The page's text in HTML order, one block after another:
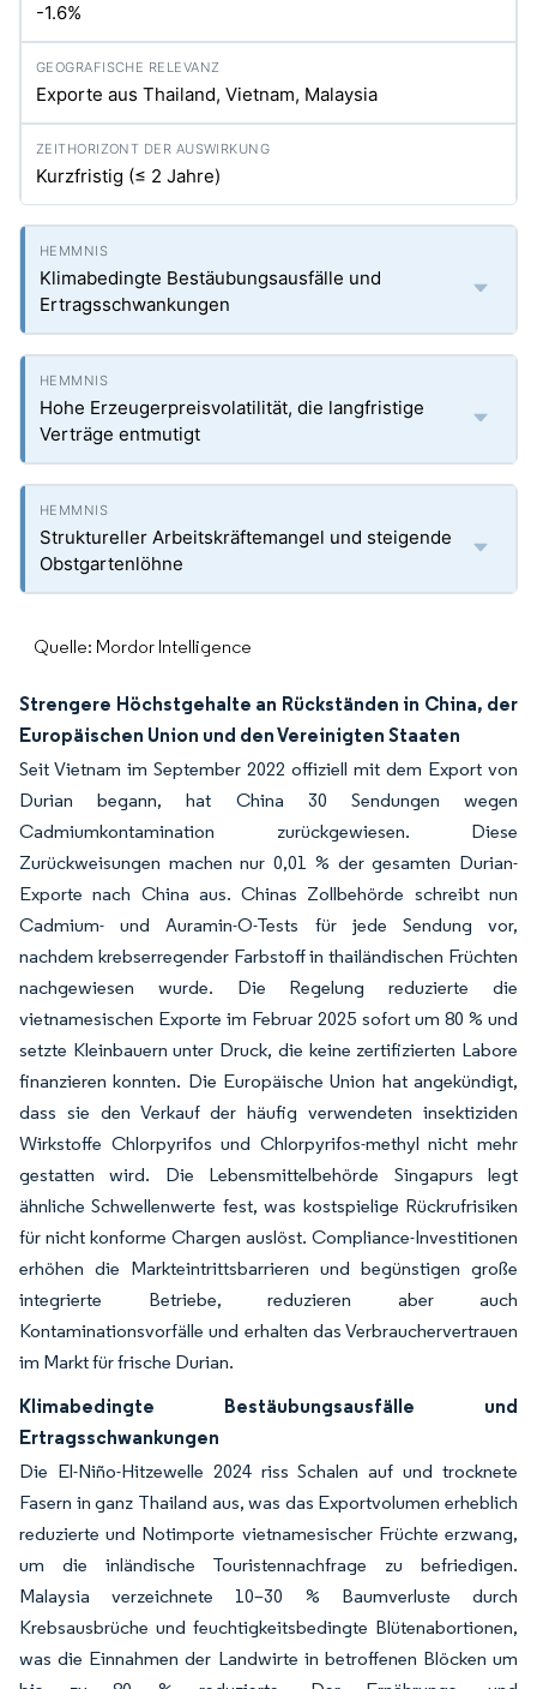
-1.6%
Exporte aus Thailand, Vietnam, Malaysia
Kurzfristig (≤ 2 Jahre)
Klimabedingte Bestäubungsausfälle und
Ertragsschwankungen
Hohe Erzeugerpreisvolatilität, die langfristige
Verträge entmutigt
Struktureller Arbeitskräftemangel und steigende
Obstgartenlöhne
Quelle: Mordor Intelligence
Strengere Höchstgehalte an Rückständen in China, der
Europäischen Union und den Vereinigten Staaten
Seit Vietnam im September 2022 offiziell mit dem Export von
Durian begann, hat China 30 Sendungen wegen
Cadmiumkontamination zurückgewiesen. Diese
Zurückweisungen machen nur 0,01 % der gesamten Durian-
Exporte nach China aus. Chinas Zollbehörde schreibt nun
Cadmium- und Auramin-O-Tests für jede Sendung vor,
nachdem krebserregender Farbstoff in thailändischen Früchten
nachgewiesen wurde. Die Regelung reduzierte die
vietnamesischen Exporte im Februar 2025 sofort um 80 % und
setzte Kleinbauern unter Druck, die keine zertifizierten Labore
finanzieren konnten. Die Europäische Union hat angekündigt,
dass sie den Verkauf der häufig verwendeten insektiziden
Wirkstoffe Chlorpyrifos und Chlorpyrifos-methyl nicht mehr
gestatten wird. Die Lebensmittelbehörde Singapurs legt
ähnliche Schwellenwerte fest, was kostspielige Rückrufrisiken
für nicht konforme Chargen auslöst. Compliance-Investitionen
erhöhen die Markteintrittsbarrieren und begünstigen große
integrierte Betriebe, reduzieren aber auch
Kontaminationsvorfälle und erhalten das Verbrauchervertrauen
im Markt für frische Durian.
Klimabedingte Bestäubungsausfälle und
Ertragsschwankungen
Die El-Niño-Hitzewelle 2024 riss Schalen auf und trocknete
Fasern in ganz Thailand aus, was das Exportvolumen erheblich
reduzierte und Notimporte vietnamesischer Früchte erzwang,
um die inländische Touristennachfrage zu befriedigen.
Malaysia verzeichnete 10–30 % Baumverluste durch
Krebsausbrüche und feuchtigkeitsbedingte Blütenabortionen,
was die Einnahmen der Landwirte in betroffenen Blöcken um